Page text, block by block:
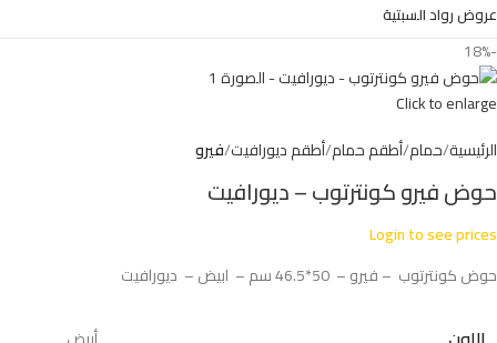
عروض رواد السبتية
-18%
Click to enlarge
الرئيسية حمام أطقم حمام أطقم ديورافيت فيرو
حوض فيرو كونترتوب – ديورافيت
Login to see prices
حوض كونترتوب – فيرو – 50*46.5 سم – ابيض – ديورافيت